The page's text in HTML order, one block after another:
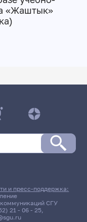
«Жаштык»
и пресс-поддержка:
СГУ
21 - 06 - 25,